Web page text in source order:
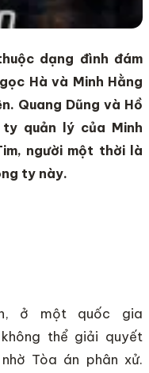
dạng đình đám
Hà và Minh Hằng
Quang Dũng và Hồ
quản lý của Minh
người một thời là
ty này.
ở một quốc gia
thể giải quyết
Tòa án phân xử.